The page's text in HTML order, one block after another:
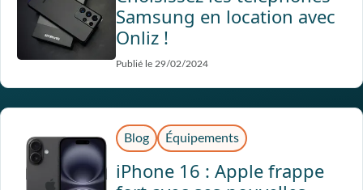
Samsung en location avec
Onliz !
Publié le 29/02/2024
Blog Équipements
iPhone 16 : Apple frappe